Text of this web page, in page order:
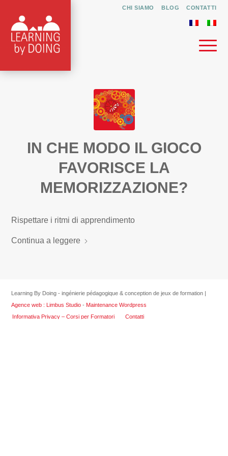
CHI SIAMO BLOG CONTATTI
IN CHE MODO IL GIOCO
FAVORISCE LA
MEMORIZZAZIONE?
Rispettare i ritmi di apprendimento
Continua a leggere
Learning By Doing - ingénierie pédagogique & conception de jeux de formation |
Agence web : Limbus Studio - Maintenance Wordpress
Informativa Privacy – Corsi per Formatori
Contatti